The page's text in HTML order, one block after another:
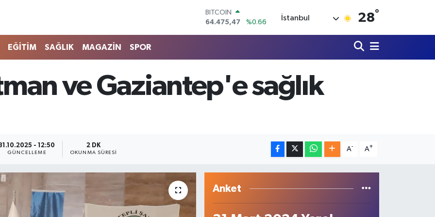
64.475,47
DOLAR
GRAM ALTIN
6518.23
%0.39
BİST100
İstanbul 28°
EĞİTİM SAĞLIK MAGAZİN SPOR
ve Gaziantep'e sağlık
- 12:50
GÜNCELLEME
2 DK
OKUNMA SÜRESI
A- A+
Anket